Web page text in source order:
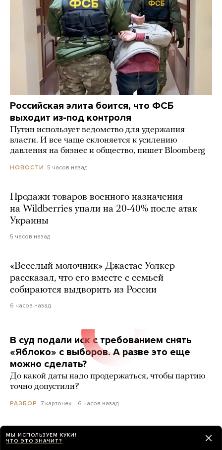
Российская элита боится, что ФСБ
выходит из-под контроля
Путин использует ведомство для удержания
власти. И все чаще склоняется к усилению
давления на бизнес и общество, пишет Bloomberg
НОВОСТИ 5 часов назад
Продажи товаров военного назначения
на Wildberries упали на 20-40% после атак
Украины
5 часов назад
«Веселый молочник» Джастас Уолкер
рассказал, что его вместе с семьей
собираются выдворить из России
6 часов назад
В суд подали иск с требованием снять
«Яблоко» с выборов. А разве это еще
можно сделать?
До какой даты надо продержаться, чтобы партию
точно допустили?
РАЗБОР 7 карточек 6 часов назад
МЫ ИСПОЛЬЗУЕМ КУКИ!
ЧТО ЭТО ЗНАЧИТ?